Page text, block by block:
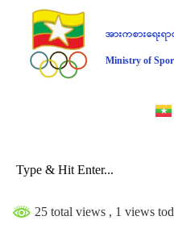
အားကစားရေးရာ
Ministry of
25 total views , 1 views